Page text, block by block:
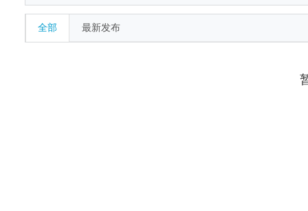
全部 最新发布